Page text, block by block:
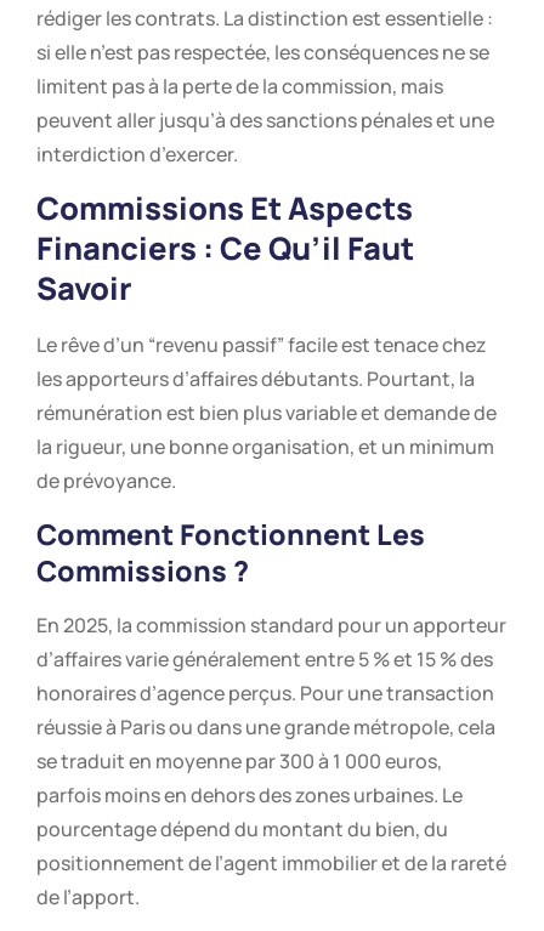
rédiger les contrats. La distinction est essentielle :
si elle n’est pas respectée, les conséquences ne se
limitent pas à la perte de la commission, mais
peuvent aller jusqu’à des sanctions pénales et une
interdiction d’exercer.
Commissions Et Aspects
Financiers : Ce Qu’il Faut
Savoir
Le rêve d’un “revenu passif” facile est tenace chez
les apporteurs d’affaires débutants. Pourtant, la
rémunération est bien plus variable et demande de
la rigueur, une bonne organisation, et un minimum
de prévoyance.
Comment Fonctionnent Les
Commissions ?
En 2025, la commission standard pour un apporteur
d’affaires varie généralement entre 5 % et 15 % des
honoraires d’agence perçus. Pour une transaction
réussie à Paris ou dans une grande métropole, cela
se traduit en moyenne par 300 à 1 000 euros,
parfois moins en dehors des zones urbaines. Le
pourcentage dépend du montant du bien, du
positionnement de l’agent immobilier et de la rareté
de l’apport.